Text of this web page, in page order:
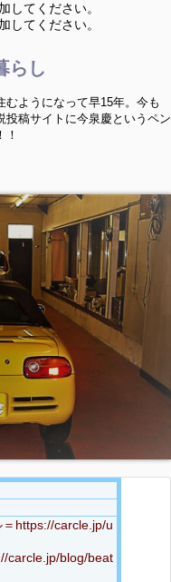
らし
ようになって早15年。今も
稿サイトに今泉慶というペン
https://carcle.jp/u
carcle.jp/blog/beat